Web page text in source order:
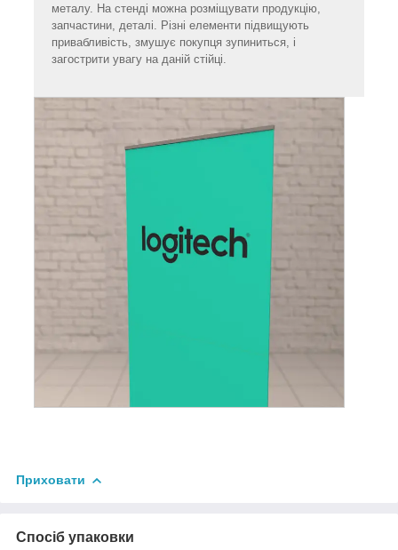
металу. На стенді можна розміщувати продукцію,
запчастини, деталі. Різні елементи підвищують
привабливість, змушує покупця зупиниться, і
загострити увагу на даній стійці.
Приховати
Спосіб упаковки